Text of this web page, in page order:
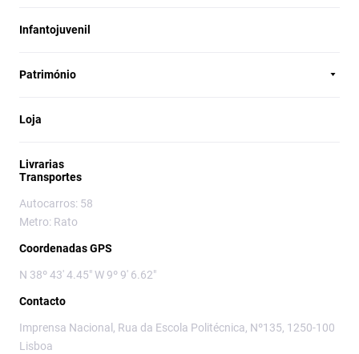
Infantojuvenil
Património
Loja
Livrarias
Transportes
Autocarros: 58
Metro: Rato
Coordenadas GPS
N 38º 43' 4.45" W 9º 9' 6.62"
Contacto
Imprensa Nacional, Rua da Escola Politécnica, Nº135, 1250-100
Lisboa